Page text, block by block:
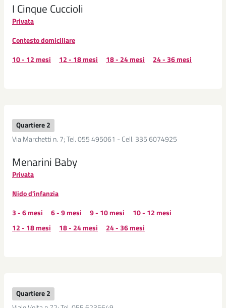
I Cinque Cuccioli
Privata
Contesto domiciliare
10 - 12 mesi
12 - 18 mesi 18 - 24 mesi 24 - 36 mesi
Quartiere 2
Via Marchetti n. 7; Tel. 055 495061 - Cell. 335 6074925
Menarini Baby
Privata
Nido d'infanzia
3 - 6 mesi
6 - 9 mesi 9 - 10 mesi
10 - 12 mesi
12 - 18 mesi
18 - 24 mesi 24 - 36 mesi
Quartiere 2